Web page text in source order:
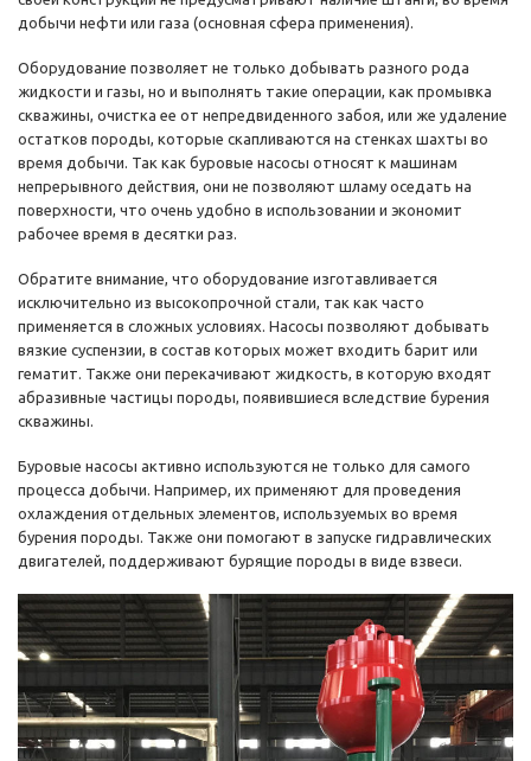
добычи нефти или газа (основная сфера применения).
Оборудование позволяет не только добывать разного рода
жидкости и газы, но и выполнять такие операции, как промывка
скважины, очистка ее от непредвиденного забоя, или же удаление
остатков породы, которые скапливаются на стенках шахты во
время добычи. Так как буровые насосы относят к машинам
непрерывного действия, они не позволяют шламу оседать на
поверхности, что очень удобно в использовании и экономит
рабочее время в десятки раз.
Обратите внимание, что оборудование изготавливается
исключительно из высокопрочной стали, так как часто
применяется в сложных условиях. Насосы позволяют добывать
вязкие суспензии, в состав которых может входить барит или
гематит. Также они перекачивают жидкость, в которую входят
абразивные частицы породы, появившиеся вследствие бурения
скважины.
Буровые насосы активно используются не только для самого
процесса добычи. Например, их применяют для проведения
охлаждения отдельных элементов, используемых во время
бурения породы. Также они помогают в запуске гидравлических
двигателей, поддерживают бурящие породы в виде взвеси.